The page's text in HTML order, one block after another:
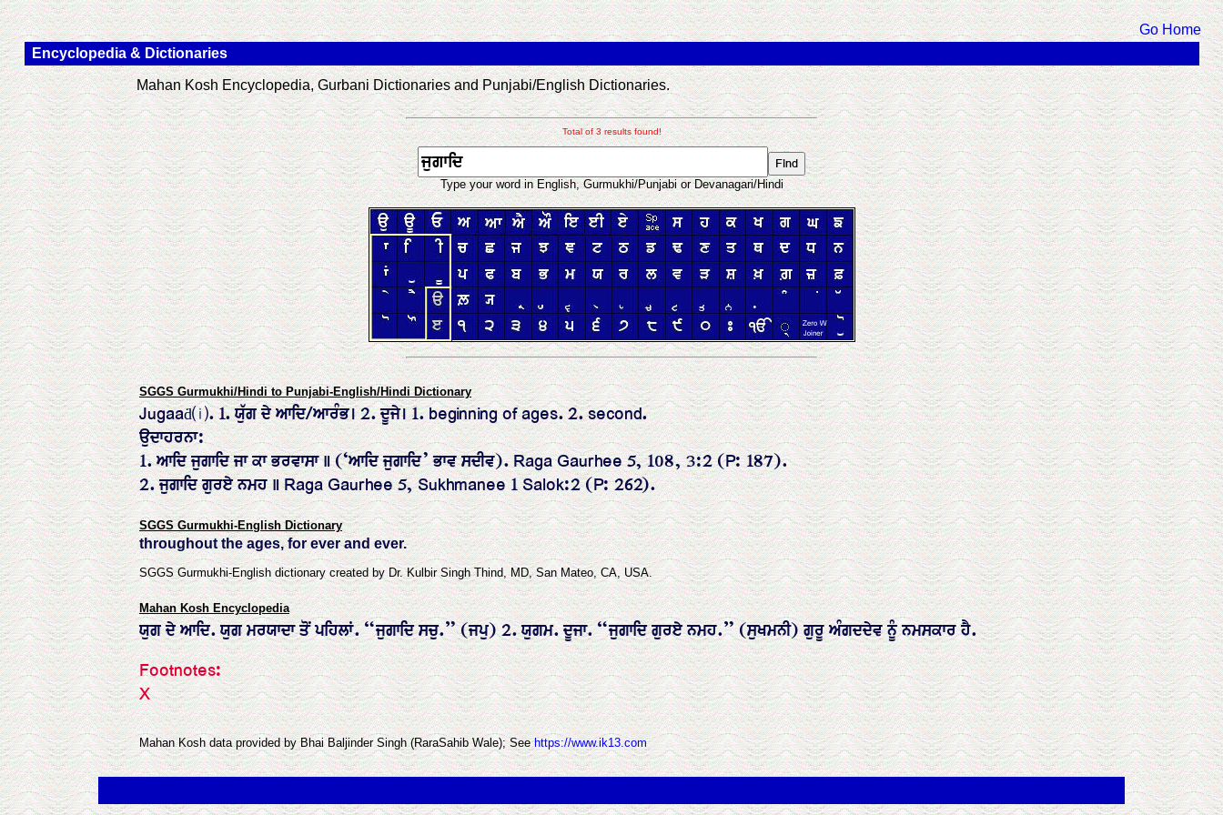
Go Home
Encyclopedia & Dictionaries
Mahan Kosh Encyclopedia, Gurbani Dictionaries and Punjabi/English Dictionaries.
Total of 3 results found!
Type your word in English, Gurmukhi/Punjabi or Devanagari/Hindi
SGGS Gurmukhi/Hindi to Punjabi-English/Hindi Dictionary
Jugaaḋ⒤. 1. ਯੁੱਗ ਦੇ ਆਦਿ/ਆਰੰਭ। 2. ਦੂਜੇ। 1. beginning of ages. 2. second.
ਉਦਾਹਰਨਾ:
1. ਆਦਿ ਜੁਗਾਦਿ ਜਾ ਕਾ ਭਰਵਾਸਾ ॥ (‘ਆਦਿ ਜੁਗਾਦਿ’ ਭਾਵ ਸਦੀਵ). Raga Gaurhee 5, 108, 3:2 (P: 187).
2. ਜੁਗਾਦਿ ਗੁਰਏ ਨਮਹ ॥ Raga Gaurhee 5, Sukhmanee 1 Salok:2 (P: 262).
SGGS Gurmukhi-English Dictionary
throughout the ages, for ever and ever.
SGGS Gurmukhi-English dictionary created by Dr. Kulbir Singh Thind, MD, San Mateo, CA, USA.
Mahan Kosh Encyclopedia
ਯੁਗ ਦੇ ਆਦਿ. ਯੁਗ ਮਰਯਾਦਾ ਤੋਂ ਪਹਿਲਾਂ. “ਜੁਗਾਦਿ ਸਚੁ.” (ਜਪੁ) 2. ਯੁਗਮ. ਦੂਜਾ. “ਜੁਗਾਦਿ ਗੁਰਏ ਨਮਹ.” (ਸੁਖਮਨੀ) ਗੁਰੂ ਅੰਗਦਦੇਵ ਨੂੰ ਨਮਸਕਾਰ ਹੈ.
Footnotes:
X
Mahan Kosh data provided by Bhai Baljinder Singh (RaraSahib Wale); Seehttps://www.ik13.com